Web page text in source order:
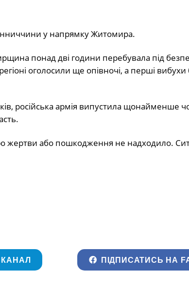
у напрямку Житомира.
понад дві години перебувала під
оголосили ще опівночі, а перші
російська армія випустила щонайменше
жертви або пошкодження не надходило.
КАНАЛ ПІДПИСАТИСЬ НА